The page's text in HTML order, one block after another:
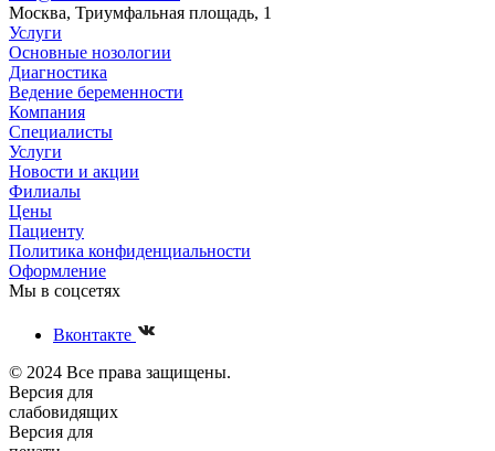
Москва, Триумфальная площадь, 1
Услуги
Основные нозологии
Диагностика
Ведение беременности
Компания
Специалисты
Услуги
Новости и акции
Филиалы
Цены
Пациенту
Политика конфиденциальности
Оформление
Мы в соцсетях
Вконтакте
© 2024 Все права защищены.
Версия для
слабовидящих
Версия для